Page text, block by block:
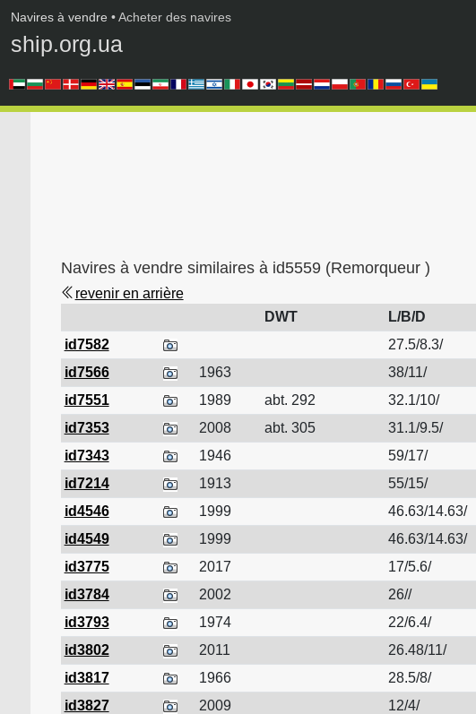
Navires à vendre • Acheter des navires
ship.org.ua
Navires à vendre similaires à id5559 (Remorqueur )
revenir en arrière
DWT
L/B/D
id7582
27.5/8.3/
id7566
1963 38/11/
id7551
1989 abt. 292 32.1/10/
id7353
2008 abt. 305 31.1/9.5/
id7343
1946 59/17/
id7214
1913 55/15/
id4546
1999 46.63/14.63/
id4549
1999 46.63/14.63/
id3775
2017 17/5.6/
id3784
2002 26//
id3793
1974 22/6.4/
id3802
2011 26.48/11/
id3817
1966 28.5/8/
id3827
2009 12/4/